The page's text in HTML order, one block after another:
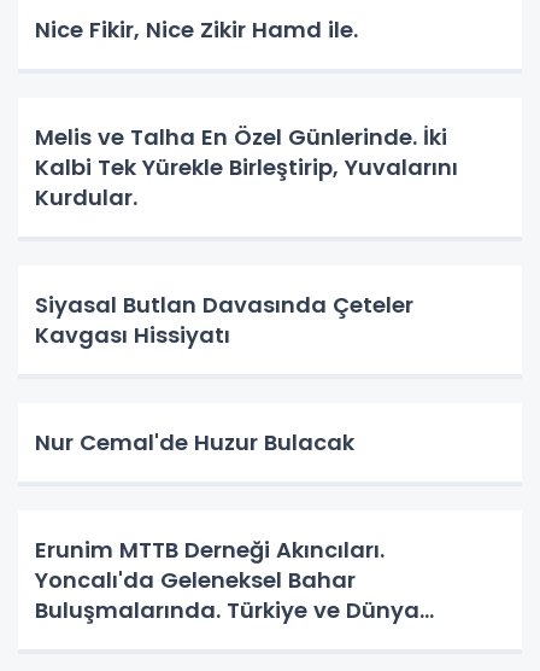
Nice Fikir, Nice Zikir Hamd ile.
Melis ve Talha En Özel Günlerinde. İki
Kalbi Tek Yürekle Birleştirip, Yuvalarını
Kurdular.
Siyasal Butlan Davasında Çeteler
Kavgası Hissiyatı
Nur Cemal'de Huzur Bulacak
Erunim MTTB Derneği Akıncıları.
Yoncalı'da Geleneksel Bahar
Buluşmalarında. Türkiye ve Dünya